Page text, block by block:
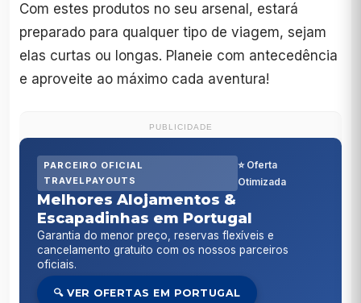
Com estes produtos no seu arsenal, estará
preparado para qualquer tipo de viagem, sejam
elas curtas ou longas. Planeie com antecedência
e aproveite ao máximo cada aventura!
PUBLICIDADE
PARCEIRO OFICIAL
TRAVELPAYOUTS
⭐ Oferta
Otimizada
Melhores Alojamentos &
Escapadinhas em Portugal
Garantia do menor preço, reservas flexíveis e
cancelamento gratuito com os nossos parceiros
oficiais.
🔍 VER OFERTAS EM PORTUGAL